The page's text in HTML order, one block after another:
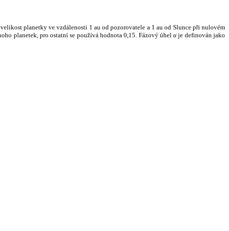
planetky ve vzdálenosti 1 au od pozorovatele a 1 au od Slunce při nulovém
planetek, pro ostatní se používá hodnota 0,15. Fázový úhelα je definován jako